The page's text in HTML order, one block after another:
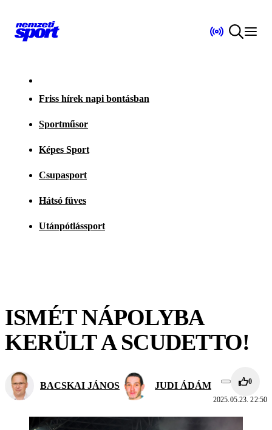
Friss hírek napi bontásban
Sportműsor
Képes Sport
Csupasport
Hátsó füves
Utánpótlássport
ISMÉT NÁPOLYBA
KERÜLT A SCUDETTO!
BACSKAI JÁNOS JUDI ÁDÁM 0
2025.05.23. 22:50